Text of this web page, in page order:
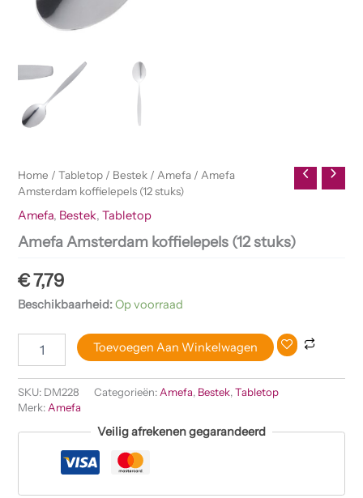
Home /Tabletop / Bestek / Amefa / Amefa
Amsterdam koffielepels (12 stuks)
Amefa, Bestek,Tabletop
Amefa Amsterdam koffielepels (12 stuks)
€7,79
Beschikbaarheid:Op voorraad
Toevoegen Aan Winkelwagen
SKU: DM228 Categorieën: Amefa, Bestek,Tabletop
Merk: Amefa
Veilig afrekenen gegarandeerd